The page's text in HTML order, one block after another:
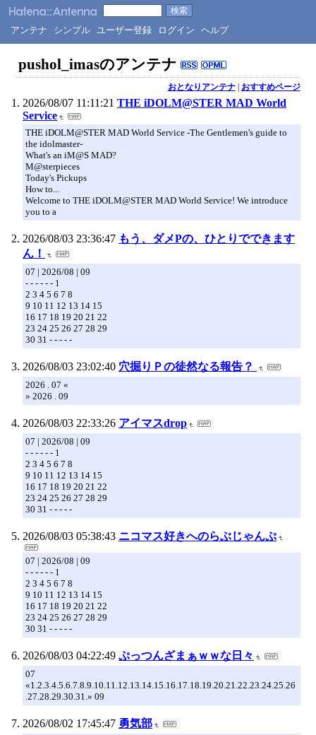
アンテナ シンプル ユーザー登録 ログイン ヘルプ
pushol_imasのアンテナ
おとなりアンテナ| おすすめページ
2026/08/07 11:11:21 THE iDOLM@STER MAD World
Service
THE iDOLM@STER MAD World Service -The Gentlemen's guide to
the idolmaster-
What's an iM@S MAD?
M@sterpieces
Today's Pickups
How to...
Welcome to THE iDOLM@STER MAD World Service! We introduce
you to a
2026/08/03 23:36:47 もう、ダメPの、ひとりでできます
ん！
07 | 2026/08 | 09
- - - - - - 1
2 3 4 5 6 7 8
9 10 11 12 13 14 15
16 17 18 19 20 21 22
23 24 25 26 27 28 29
30 31 - - - - -
2026/08/03 23:02:40 穴掘りＰの徒然なる報告？
2026 . 07 «
» 2026 . 09
2026/08/03 22:33:26 アイマスdrop
07 | 2026/08 | 09
- - - - - - 1
2 3 4 5 6 7 8
9 10 11 12 13 14 15
16 17 18 19 20 21 22
23 24 25 26 27 28 29
30 31 - - - - -
2026/08/03 05:38:43 ニコマス好きへのらぶじゃんぷ
07 | 2026/08 | 09
- - - - - - 1
2 3 4 5 6 7 8
9 10 11 12 13 14 15
16 17 18 19 20 21 22
23 24 25 26 27 28 29
30 31 - - - - -
2026/08/03 04:22:49 ぷっつんざまぁｗｗな日々
07
«1.2.3.4.5.6.7.8.9.10.11.12.13.14.15.16.17.18.19.20.21.22.23.24.25.26
.27.28.29.30.31.» 09
2026/08/02 17:45:47 勇気部